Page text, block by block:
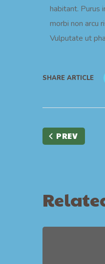
habitant. Purus
morbi non arcu
Vulputate ut
SHARE ARTICLE
PREV